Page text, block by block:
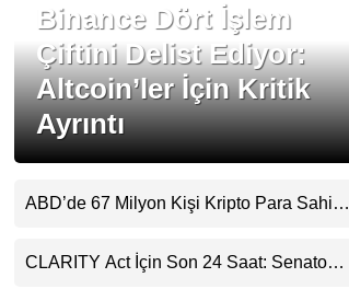
Binance Dört İşlem
Çiftini Delist Ediyor:
Altcoin’ler İçin Kritik
Ayrıntı
ABD’de 67 Milyon Kişi Kripto Para Sahibi:
CLARITY Act İçin Son 24 Saat: Senato